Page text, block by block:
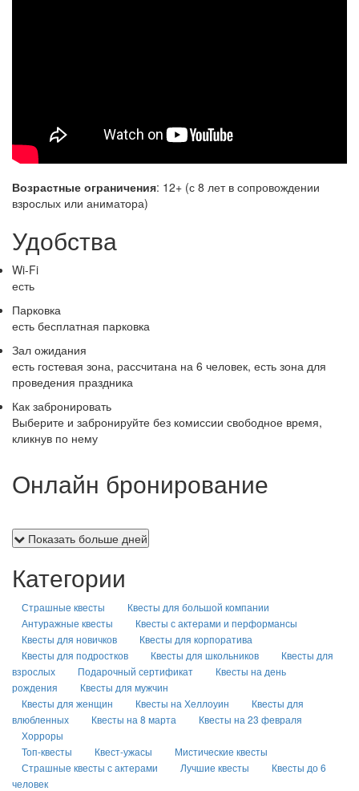
Возрастные ограничения: 12+ (с 8 лет в сопровождении
взрослых или аниматора)
Удобства
Wi-Fi
есть
Парковка
есть бесплатная парковка
Зал ожидания
есть гостевая зона, рассчитана на 6 человек, есть зона для
проведения праздника
Как забронировать
Выберите и забронируйте без комиссии свободное время,
кликнув по нему
Онлайн бронирование
Показать больше дней
Категории
Страшные квесты
Квесты для большой компании
Антуражные квесты
Квесты с актерами и перформансы
Квесты для новичков
Квесты для корпоратива
Квесты для подростков
Квесты для школьников
Квесты для
взрослых
Подарочный сертификат
Квесты на день
рождения
Квесты для мужчин
Квесты для женщин
Квесты на Хеллоуин
Квесты для
влюбленных
Квесты на 8 марта
Квесты на 23 февраля
Хорроры
Топ-квесты
Квест-ужасы
Мистические квесты
Страшные квесты с актерами
Лучшие квесты
Квесты до 6
человек